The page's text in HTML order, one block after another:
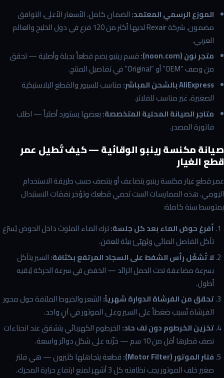
الموزع الرسمي المعتمد:الضمان كامل، الأسعار الأعلى، التوافق
مضمون. شركة Rexair لديها أكثر من 120 فرع في دول الخليج والعالم
العربي.
متجر نون (noon.com):
قسم رينبو يضم قطعاً بديلة وأصلية — تحقق
من وصف “OEM” أو “Original” في تفاصيل المنتج.
AliExpress بالشحن المباشر:
مناسب للسيور والقطع البلاستيكية
الصغيرة، غير مناسب للفلاتر.
متاجر الصيانة المحلية المتخصصة:بعضها يستورد أصلياً — اطلب
فاتورة المصدر.
صيانة مكنسة رينبو الوقائية — كيف تُطيل عمر
قطع الغيار
عمر قطع غيار مكنسة رينبو يتضاعف أو ينتصف حسب طريقة الاستخدام
اليومي. هذه الممارسات الست تحمي قطعك وتؤخر نفقات الاستبدال
بمتوسط سنة كاملة:
أفرغ حوض الماء بعد كل جلسة:ترك الماء الملوث داخل الحوض يُسرّع
تآكل الفاصل المائي ويُهيّئ بيئة للعفن.
لا تُشغّل رأس الشفط على السجاد المرتفع بكثافة:السير يتآكل
بسرعة مضاعفة تحت الحمل الزائد — الخفض في سرعة الحركة يُبقيه
أطول.
تحقق من الفرشاة الدوارة شهرياً:الشعر والخيوط الملتفة حول محور
الفرشاة تُسبب ضغطاً على السير وعلى الموتور في آنٍ واحد.
تخزين الخرطوم دون لف حاد:الخرطوم الكهربائي يتشقق عند انحناءات
نصف قطرها أقل من 10 سم — خزّنه على شكل دوائر واسعة.
فلتر الموتور (Motor Filter):
قطعة يتجاهلها كثيرون — هي فلتر
صغير خلف الموتور يجب نظافته كل 3 أشهر لمنع ارتفاع حرارة المحرك.